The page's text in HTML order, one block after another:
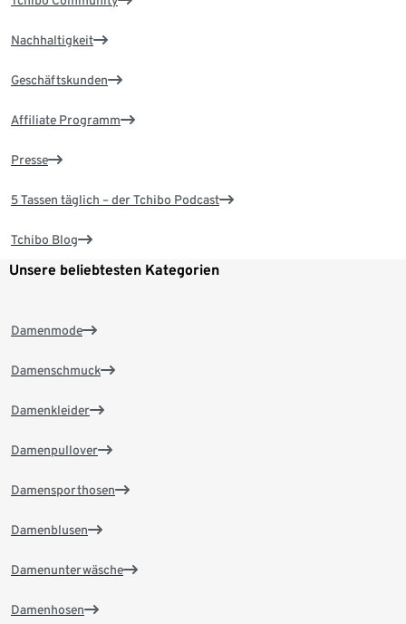
Nachhaltigkeit
Geschäftskunden
Affiliate Programm
Presse
5 Tassen täglich – der Tchibo Podcast
Tchibo Blog
Unsere beliebtesten Kategorien
Damenmode
Damenschmuck
Damenkleider
Damenpullover
Damensporthosen
Damenblusen
Damenunterwäsche
Damenhosen